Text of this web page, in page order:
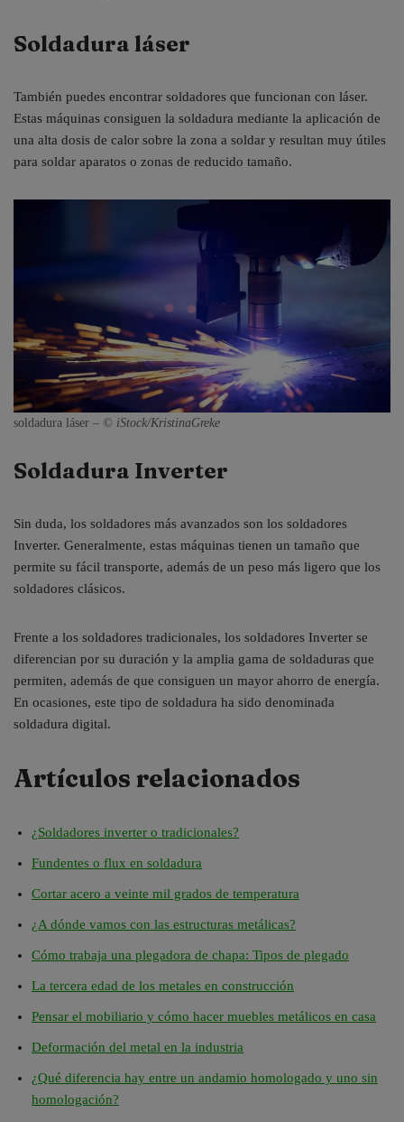
Soldadura láser
También puedes encontrar soldadores que funcionan con láser.
Estas máquinas consiguen la soldadura mediante la aplicación de
una alta dosis de calor sobre la zona a soldar y resultan muy útiles
para soldar aparatos o zonas de reducido tamaño.
soldadura láser – © iStock/KristinaGreke
Soldadura Inverter
Sin duda, los soldadores más avanzados son los soldadores
Inverter. Generalmente, estas máquinas tienen un tamaño que
permite su fácil transporte, además de un peso más ligero que los
soldadores clásicos.
Frente a los soldadores tradicionales, los soldadores Inverter se
diferencian por su duración y la amplia gama de soldaduras que
permiten, además de que consiguen un mayor ahorro de energía.
En ocasiones, este tipo de soldadura ha sido denominada
soldadura digital.
Artículos relacionados
¿Soldadores inverter o tradicionales?
Fundentes o flux en soldadura
Cortar acero a veinte mil grados de temperatura
¿A dónde vamos con las estructuras metálicas?
Cómo trabaja una plegadora de chapa: Tipos de plegado
La tercera edad de los metales en construcción
Pensar el mobiliario y cómo hacer muebles metálicos en casa
Deformación del metal en la industria
¿Qué diferencia hay entre un andamio homologado y uno sin
homologación?